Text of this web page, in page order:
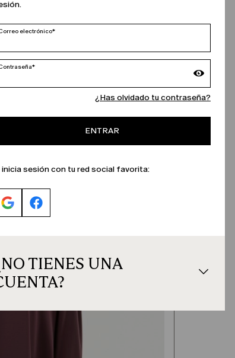
electrónico*
¿Has olvidado tu contraseña?
ENTRAR
inicia sesión con tu red social favorita:
TIENES UNA